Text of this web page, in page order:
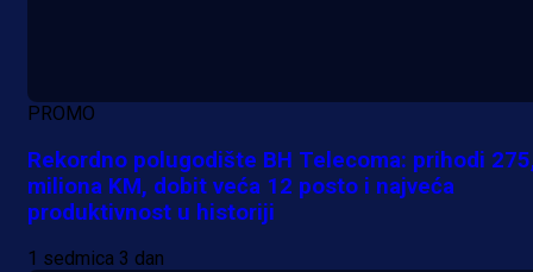
PROMO
Rekordno polugodište BH Telecoma: prihodi
miliona KM, dobit veća 12 posto i najveća
produktivnost u historiji
1 sedmica 3 dan